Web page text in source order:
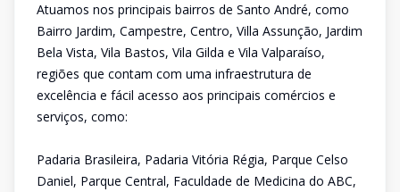
Atuamos nos principais bairros de Santo André, como
Bairro Jardim, Campestre, Centro, Villa Assunção, Jardim
Bela Vista, Vila Bastos, Vila Gilda e Vila Valparaíso,
regiões que contam com uma infraestrutura de
excelência e fácil acesso aos principais comércios e
serviços, como:
Padaria Brasileira, Padaria Vitória Régia, Parque Celso
Daniel, Parque Central, Faculdade de Medicina do ABC,